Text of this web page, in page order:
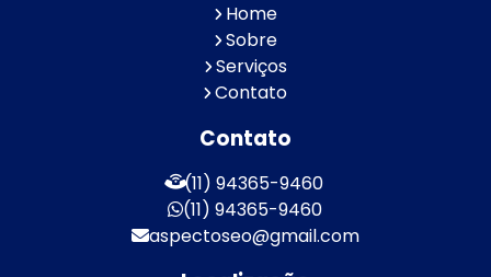
Home
Sobre
Serviços
Contato
Contato
(11) 94365-9460
(11) 94365-9460
aspectoseo@gmail.com